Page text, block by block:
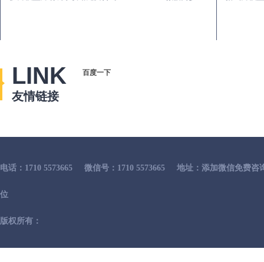
LINK
友情链接
百度一下
电话：1710 5573665 微信号：1710 5573665 地址：添加微信免费咨
位
版权所有：